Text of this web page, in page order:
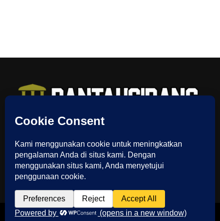
TENTANG KAMI REDAKSI INDEX
SITEMAP
YOUTUBE CHANNEL
Copyright © 2022 Pantausidang.com